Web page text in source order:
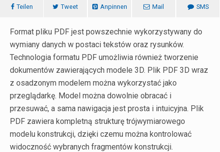
Teilen Tweet Anpinnen Mail SMS
Format pliku PDF jest powszechnie wykorzystywany do
wymiany danych w postaci tekstów oraz rysunków.
Technologia formatu PDF umożliwia również tworzenie
dokumentów zawierających modele 3D. Plik PDF 3D wraz
z osadzonym modelem można wykorzystać jako
przeglądarkę. Model można dowolnie obracać i
przesuwać, a sama nawigacja jest prosta i intuicyjna. Plik
PDF zawiera kompletną strukturę trójwymiarowego
modelu konstrukcji, dzięki czemu można kontrolować
widoczność wybranych fragmentów konstrukcji.